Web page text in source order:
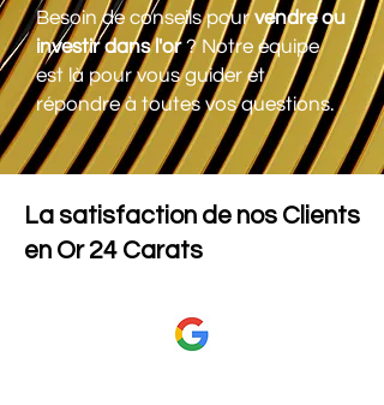
Besoin de conseils pourvendre ou
investir dans l'or? Notre équipe
est là pour vous guider et
répondre à toutes vos questions.
La satisfaction de nos Clients
en Or 24 Carats